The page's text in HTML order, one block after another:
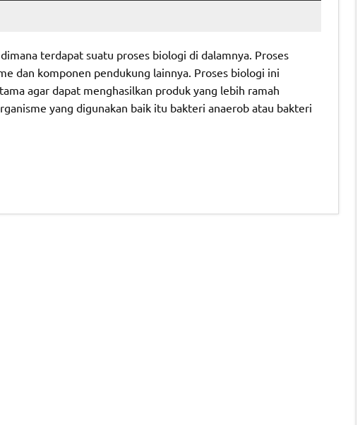
terdapat suatu proses biologi di dalamnya. Proses
dan komponen pendukung lainnya. Proses biologi ini
agar dapat menghasilkan produk yang lebih ramah
yang digunakan baik itu bakteri anaerob atau bakteri